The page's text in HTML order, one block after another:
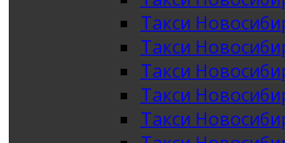
Такси
Такси
Такси
Такси
Такси